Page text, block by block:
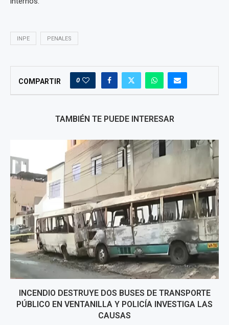
INPE PENALES
COMPARTIR 0
TAMBIÉN TE PUEDE INTERESAR
INCENDIO DESTRUYE DOS BUSES DE TRANSPORTE
PÚBLICO EN VENTANILLA Y POLICÍA INVESTIGA LAS
CAUSAS